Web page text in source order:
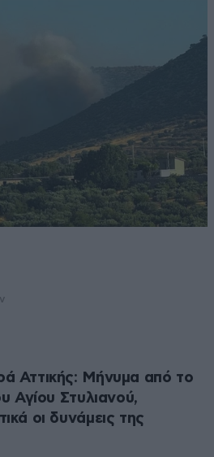
Αττικής: Μήνυμα από το
Αγίου Στυλιανού,
οι δυνάμεις της